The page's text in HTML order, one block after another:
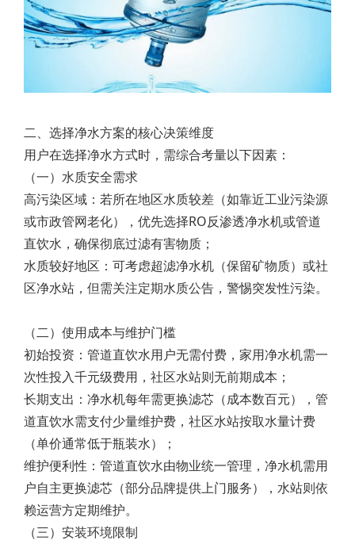
二、选择净水方案的核心决策维度
用户在选择净水方式时，需综合考量以下因素：
（一）水质安全需求
高污染区域：若所在地区水质较差（如靠近工业污染源
或市政管网老化），优先选择RO反渗透净水机或管道
直饮水，确保彻底过滤有害物质；
水质较好地区：可考虑超滤净水机（保留矿物质）或社
区净水站，但需关注定期水质公告，警惕突发性污染。
（二）使用成本与维护门槛
初始投资：管道直饮水用户无需付费，家用净水机需一
次性投入千元级费用，社区水站则无前期成本；
长期支出：净水机每年需更换滤芯（成本数百元），管
道直饮水需支付少量维护费，社区水站按取水量计费
（单价通常低于瓶装水）；
维护便利性：管道直饮水由物业统一管理，净水机需用
户自主更换滤芯（部分品牌提供上门服务），水站则依
赖运营方定期维护。
（三）安装环境限制